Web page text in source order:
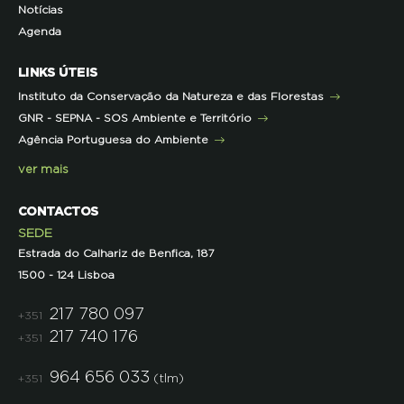
Representações
Histórico de Projetos
Dicas úteis
Iniciativas
Pareceres
Parcerias
Projetos
Semana do Jornalismo de Ambiente 2023
Recursos Pedagógicos
Literacia para a Floresta
Projetos
Formação Certificada
Formação Contínua para Professores
Outras Formações
Notícias
Agenda
LINKS ÚTEIS
Instituto da Conservação da Natureza e das Florestas
GNR - SEPNA - SOS Ambiente e Território
Agência Portuguesa do Ambiente
ver mais
CONTACTOS
SEDE
Estrada do Calhariz de Benfica, 187
1500 - 124 Lisboa
+351 217 780 097
+351 217 740 176
+351 964 656 033 (tlm)